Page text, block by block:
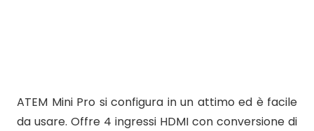
ATEM Mini Pro si configura in un attimo ed è facile
da usare. Offre 4 ingressi HDMI con conversione di